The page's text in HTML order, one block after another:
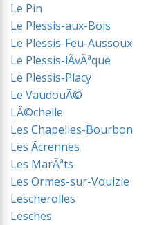
Le Pin
Le Plessis-aux-Bois
Le Plessis-Feu-Aussoux
Le Plessis-lÃvÃªque
Le Plessis-Placy
Le VaudouÃ©
LÃ©chelle
Les Chapelles-Bourbon
Les Ãcrennes
Les MarÃªts
Les Ormes-sur-Voulzie
Lescherolles
Lesches